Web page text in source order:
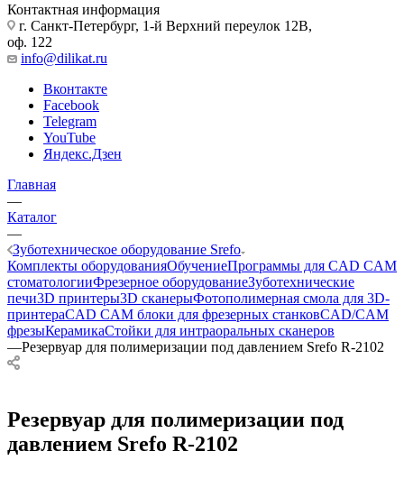
Контактная информация
г. Санкт-Петербург, 1-й Верхний переулок 12В,
оф. 122
info@dilikat.ru
Вконтакте
Facebook
Telegram
YouTube
Яндекс.Дзен
Главная
—
Каталог
—
Зуботехническое оборудование Srefo
Комплекты оборудованияОбучениеПрограммы для CAD CAM
стоматологииФрезерное оборудованиеЗуботехнические
печи3D принтеры3D сканерыФотополимерная смола для 3D-
принтераCAD CAM блоки для фрезерных станковCAD/CAM
фрезыКерамикаСтойки для интраоральных сканеров
—Резервуар для полимеризации под давлением Srefo R-2102
Резервуар для полимеризации под
давлением Srefo R-2102